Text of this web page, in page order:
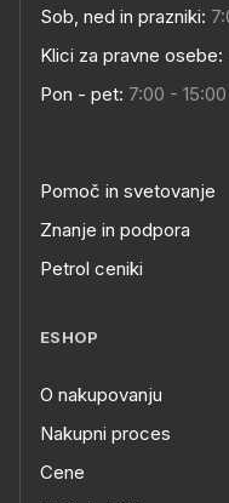
Sob, ned in prazniki:
Klici za pravne osebe:
Pon - pet: 7:00 - 15:00
Pomoč in svetovanje
Znanje in podpora
Petrol ceniki
ESHOP
O nakupovanju
Nakupni proces
Cene